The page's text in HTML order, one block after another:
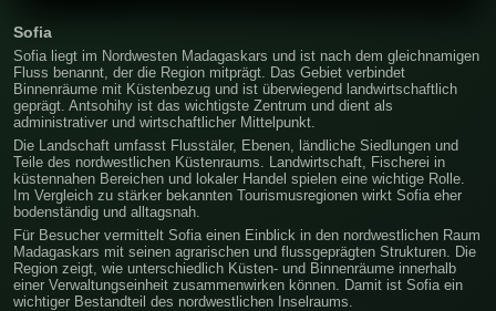
Sofia
Sofia liegt im Nordwesten Madagaskars und ist nach dem gleichnamigen
Fluss benannt, der die Region mitprägt. Das Gebiet verbindet
Binnenräume mit Küstenbezug und ist überwiegend landwirtschaftlich
geprägt. Antsohihy ist das wichtigste Zentrum und dient als
administrativer und wirtschaftlicher Mittelpunkt.
Die Landschaft umfasst Flusstäler, Ebenen, ländliche Siedlungen und
Teile des nordwestlichen Küstenraums. Landwirtschaft, Fischerei in
küstennahen Bereichen und lokaler Handel spielen eine wichtige Rolle.
Im Vergleich zu stärker bekannten Tourismusregionen wirkt Sofia eher
bodenständig und alltagsnah.
Für Besucher vermittelt Sofia einen Einblick in den nordwestlichen Raum
Madagaskars mit seinen agrarischen und flussgeprägten Strukturen. Die
Region zeigt, wie unterschiedlich Küsten- und Binnenräume innerhalb
einer Verwaltungseinheit zusammenwirken können. Damit ist Sofia ein
wichtiger Bestandteil des nordwestlichen Inselraums.